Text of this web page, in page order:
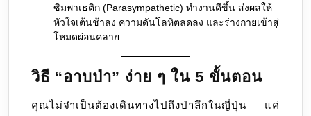
ซิมพาเธติก (Parasympathetic) ทำงานดีขึ้น ส่งผลให้
หัวใจเต้นช้าลง ความดันโลหิตลดลง และร่างกายเข้าสู่
โหมดผ่อนคลาย
วิธี “อาบป่า” ง่าย ๆ ใน 5 ขั้นตอน
คุณไม่จำเป็นต้องเดินทางไปถึงป่าลึกในญี่ปุ่น แค่